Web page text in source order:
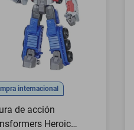
internacional
de acción
Heroic